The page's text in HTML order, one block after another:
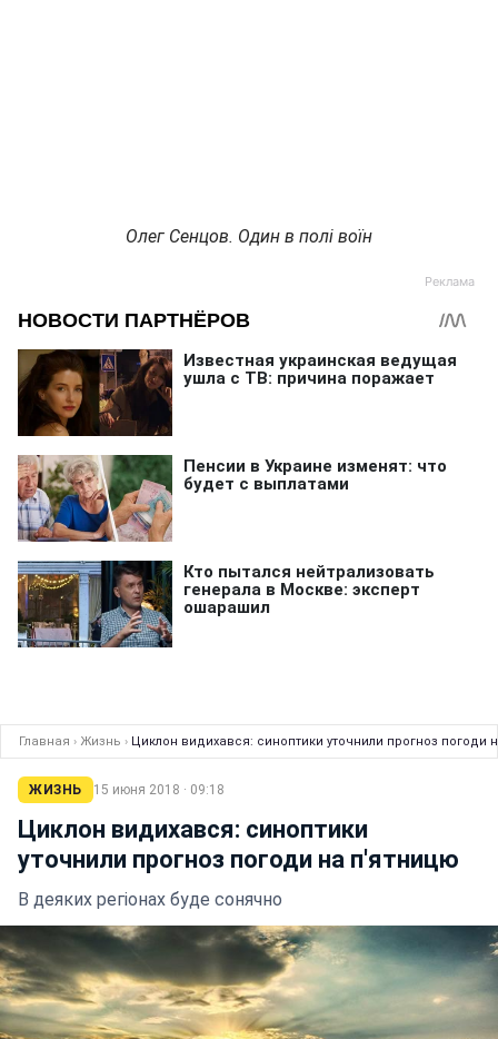
Олег Сенцов. Один в полі воїн
Главная › Жизнь › Циклон видихався: синоптики уточнили прогноз погоди
ЖИЗНЬ 15 июня 2018 · 09:18
Циклон видихався: синоптики
уточнили прогноз погоди на п'ятницю
В деяких регіонах буде сонячно